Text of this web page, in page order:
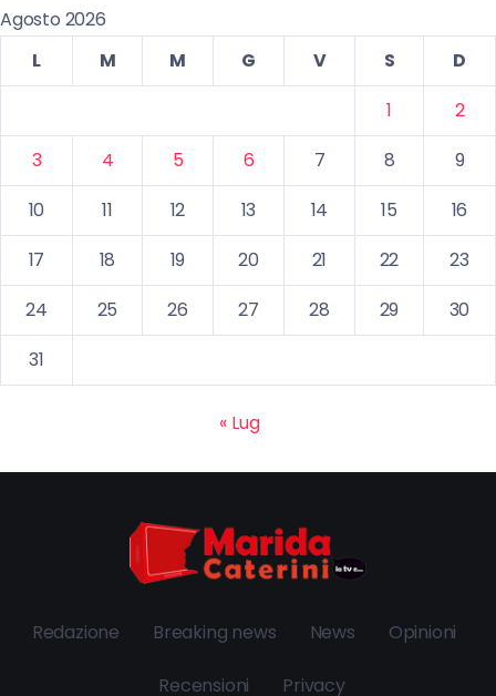
Agosto 2026
L
M M G V S
D
1
2
3
4 5 6 7 8
9
10
11 12 13 14 15
16
17
18 19 20 21 22
23
24
25 26 27 28 29
30
31
« Lug
Redazione Breaking news News Opinioni
Recensioni Privacy